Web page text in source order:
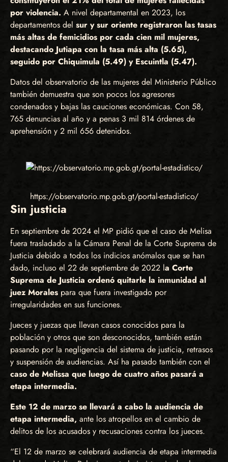
por violencia. A nivel departamental en 2023, los
departamentos del sur y sur oriente registraron las tasas
más altas de femicidios por cada cien mil mujeres,
destacando Jutiapa con la tasa más alta (5.65),
seguido por Chiquimula (5.49) y Escuintla (5.47).
Datos del observatorio de las mujeres del Ministerio Público
también demuestra que son pocos los agresores
condenados y bajas las cauciones económicas. Con 58,
765 denuncias al año y a penas 3 mil 814 órdenes de
aprehensión y 2 mil 656 detenidos.
https://observatorio.mp.gob.gt/portal-estadistico/
Sin justicia
En septiembre de 2024 el MP pidió que el caso de Melisa
fuera trasladado a la Cámara Penal de la Corte Suprema de
Justicia debido a todos los indicios anómalos que se han
dado, incluso el 22 de septiembre de 2022 la Corte
Suprema de Justicia ordenó quitarle la inmunidad al
juez Morales para que fuera investigado por
irregularidades en sus funciones.
Jueces y juezas que llevan casos conocidos para la
población y otros que son desconocidos, también están
pasando por la negligencia del sistema de justicia, retrasos
y suspensión de audiencias. Así ha pasado también con el
caso de Melissa que luego de cuatro años pasará a
etapa intermedia.
Este 12 de marzo se llevará a cabo la audiencia de
etapa intermedia, ante los atropellos en el cambio de
delitos de los acusados y recusaciones contra los jueces.
“El 12 de marzo se celebrará audiencia de etapa intermedia